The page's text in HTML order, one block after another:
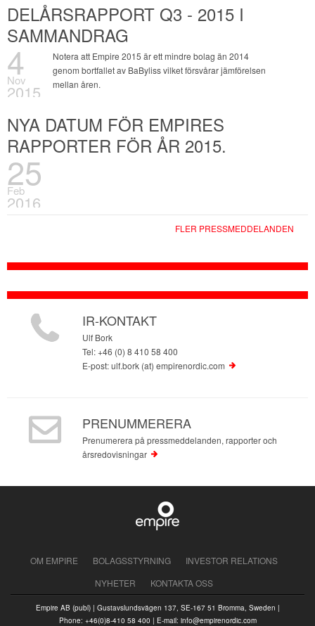
DELÅRSRAPPORT Q3 - 2015 I
SAMMANDRAG
4
Nov
2015
Notera att Empire 2015 är ett mindre bolag än 2014
genom bortfallet av BaByliss vilket försvårar jämförelsen
mellan åren.
NYA DATUM FÖR EMPIRES
RAPPORTER FÖR ÅR 2015.
25
Feb
2016
FLER PRESSMEDDELANDEN
IR-KONTAKT
Ulf Bork
Tel: +46 (0) 8 410 58 400
E-post: ulf.bork (at) empirenordic.com
PRENUMMERERA
Prenumerera på pressmeddelanden, rapporter och
årsredovisningar
OM EMPIRE BOLAGSSTYRNING
INVESTOR RELATIONS
NYHETER
KONTAKTA OSS
Empire AB (publ) | Gustavslundsvägen 137, SE-167 51 Bromma, Sweden |
Phone: +46(0)8-410 58 400 | E-mail: info@empirenordic.com